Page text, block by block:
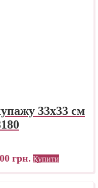
33х33 см
грн. Купити